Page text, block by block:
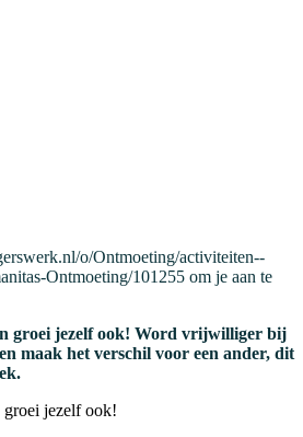
o/Ontmoeting/activiteiten--
Ontmoeting/101255 om je aan te
groei jezelf ook! Word vrijwilliger bij
maak het verschil voor een ander, dit
groei jezelf ook!